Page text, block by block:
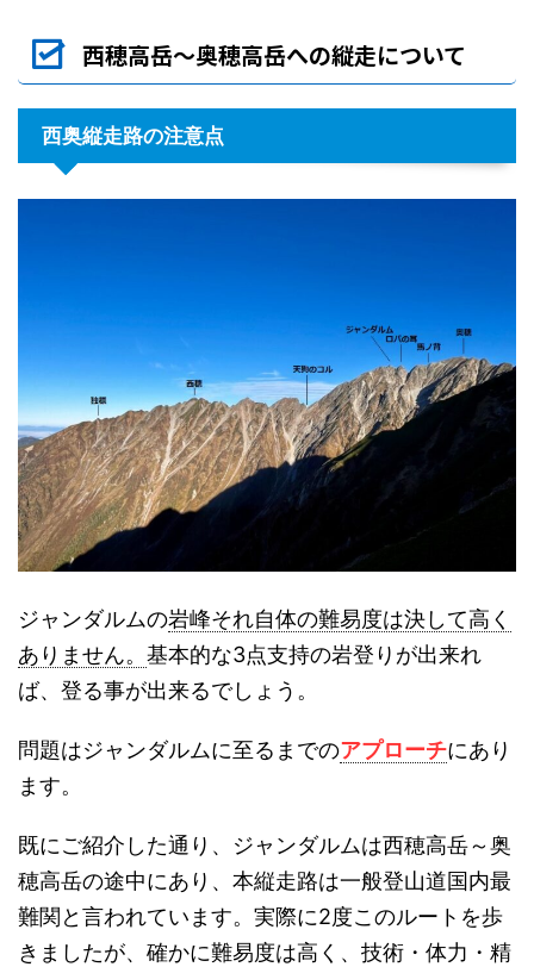
西穂高岳～奥穂高岳への縦走について
西奥縦走路の注意点
ジャンダルムの岩峰それ自体の難易度は決して高く
ありません。 基本的な3点支持の岩登りが出来れ
ば、登る事が出来るでしょう。
問題はジャンダルムに至るまでのアプローチにあり
ます。
既にご紹介した通り、ジャンダルムは西穂高岳～奥
穂高岳の途中にあり、本縦走路は一般登山道国内最
難関と言われています。実際に2度このルートを歩
きましたが、確かに難易度は高く、技術・体力・精